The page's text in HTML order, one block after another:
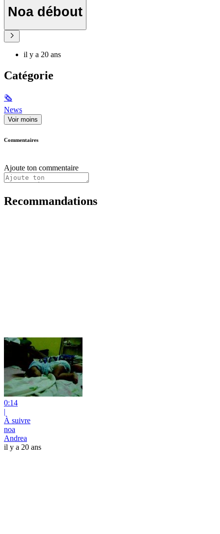
Noa débout
il y a 20 ans
Catégorie
🗞
News
Voir moins
Commentaires
Ajoute ton commentaire
Recommandations
0:14
|
À suivre
noa
Andrea
il y a 20 ans